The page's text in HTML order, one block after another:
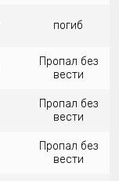
погиб
Пропал без
вести
Пропал без
вести
Пропал без
вести